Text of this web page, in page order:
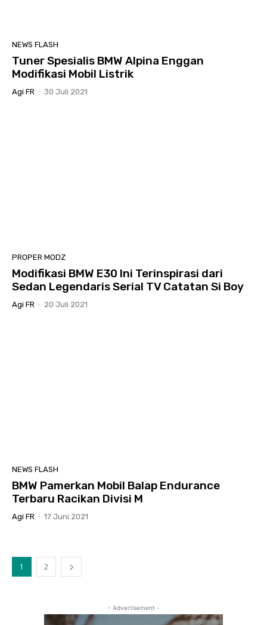
NEWS FLASH
Tuner Spesialis BMW Alpina Enggan
Modifikasi Mobil Listrik
Agi FR - 30 Juli 2021
PROPER MODZ
Modifikasi BMW E30 Ini Terinspirasi dari
Sedan Legendaris Serial TV Catatan Si Boy
Agi FR - 20 Juli 2021
NEWS FLASH
BMW Pamerkan Mobil Balap Endurance
Terbaru Racikan Divisi M
Agi FR - 17 Juni 2021
1 2
- Advertisement -